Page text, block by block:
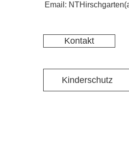
Email:
Kontakt
Kinderschutz